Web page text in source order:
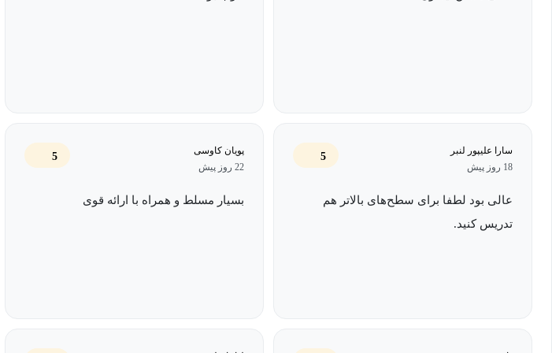
سارا علیپور لنبر
18 روز پیش
5
عالی بود لطفا برای سطح‌های بالاتر هم
تدریس کنید.
پویان کاوسی
22 روز پیش
5
بسیار مسلط و همراه با ارائه قوی